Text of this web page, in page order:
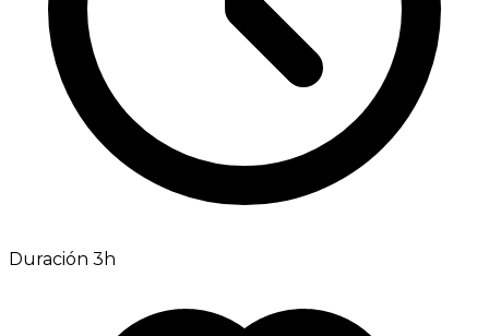
Duración 3h